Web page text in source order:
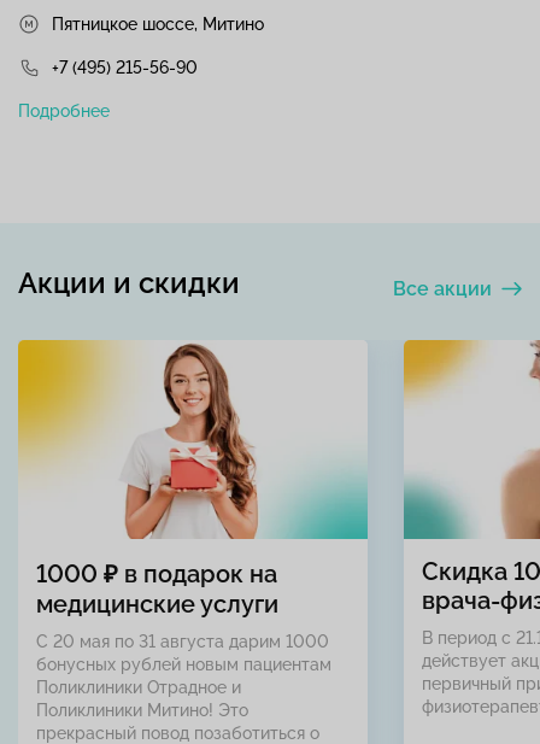
Пятницкое шоссе, Митино
+7 (495) 215-56-90
Подробнее
Все акции
Акции и скидки
1000 ₽ в подарок на
медицинские услуги
С 20 мая по 31 августа дарим 1000
бонусных рублей новым пациентам
Поликлиники Отрадное и
Поликлиники Митино! Это
прекрасный повод позаботиться о
Скидка
врача-
В период с
действует
первичный